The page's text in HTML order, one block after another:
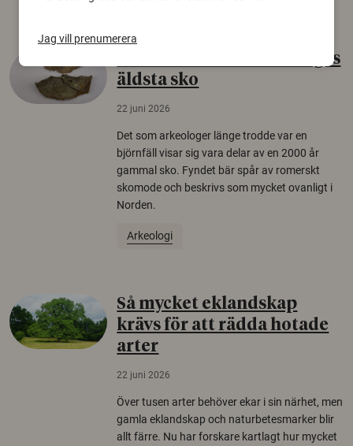
Gammalt skinn var Sveriges
äldsta sko
22 juni 2026
Det som arkeologer länge trodde var en
björnfäll visar sig vara delar av en 2000 år
gammal sko. Fyndet bär spår av romerskt
skomode och beskrivs som mycket ovanligt i
Norden.
Arkeologi
Så mycket eklandskap
krävs för att rädda hotade
arter
22 juni 2026
Över tusen arter behöver ekar i sin närhet, men
gamla eklandskap och naturbetesmarker blir
allt färre. Nu har forskare kartlagt hur mycket
Jag vill prenumerera